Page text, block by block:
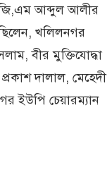
জি,এম আব্দুল আলীর
খলিলনগর
বীর মুক্তিযোদ্ধা
দালাল, মেহেদী
ইউপি চেয়ারম্যান